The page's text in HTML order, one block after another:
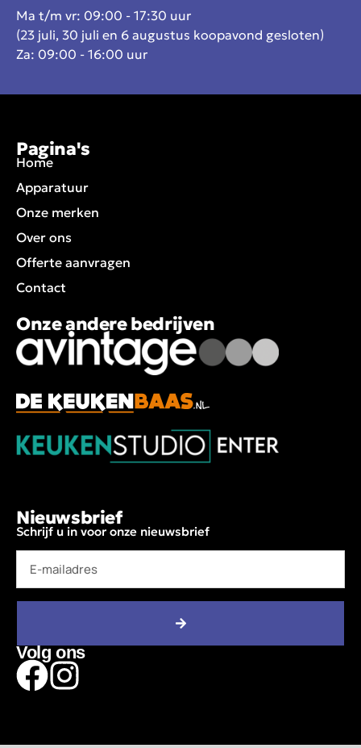
Ma t/m vr: 09:00 - 17:30 uur
(23 juli, 30 juli en 6 augustus koopavond gesloten)
Za: 09:00 - 16:00 uur
Pagina's
Home
Apparatuur
Onze merken
Over ons
Offerte aanvragen
Contact
Onze andere bedrijven
Nieuwsbrief
Schrijf u in voor onze nieuwsbrief
Volg ons